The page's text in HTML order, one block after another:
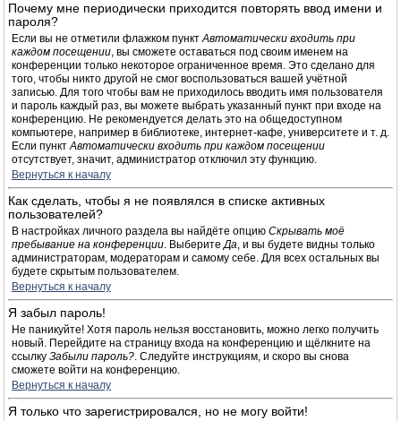
Почему мне периодически приходится повторять ввод имени и
пароля?
Если вы не отметили флажком пунктАвтоматически входить при
каждом посещении, вы сможете оставаться под своим именем на
конференции только некоторое ограниченное время. Это сделано для
того, чтобы никто другой не смог воспользоваться вашей учётной
записью. Для того чтобы вам не приходилось вводить имя пользователя
и пароль каждый раз, вы можете выбрать указанный пункт при входе на
конференцию. Не рекомендуется делать это на общедоступном
компьютере, например в библиотеке, интернет-кафе, университете и т. д.
Если пунктАвтоматически входить при каждом посещении
отсутствует, значит, администратор отключил эту функцию.
Вернуться к началу
Как сделать, чтобы я не появлялся в списке активных
пользователей?
В настройках личного раздела вы найдёте опцию Скрывать моё
пребывание на конференции. ВыберитеДа, и вы будете видны только
администраторам, модераторам и самому себе. Для всех остальных вы
будете скрытым пользователем.
Вернуться к началу
Я забыл пароль!
Не паникуйте! Хотя пароль нельзя восстановить, можно легко получить
новый. Перейдите на страницу входа на конференцию и щёлкните на
ссылку Забыли пароль?. Следуйте инструкциям, и скоро вы снова
сможете войти на конференцию.
Вернуться к началу
Я только что зарегистрировался, но не могу войти!